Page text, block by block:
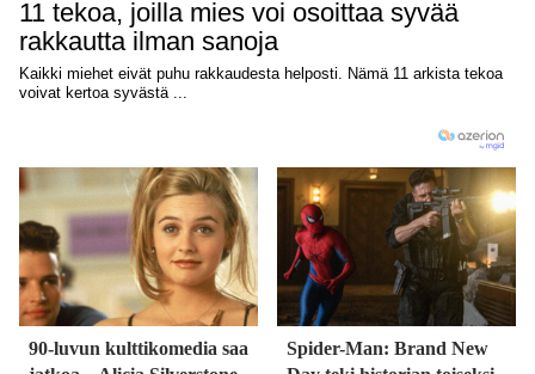
90-luvun kulttikomedia saa
Spider-Man: Brand New